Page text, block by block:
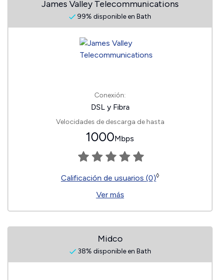
James Valley Telecommunications
99% disponible en Bath
Conexión:
DSL y Fibra
Velocidades de descarga de hasta
1000Mbps
Calificación de usuarios (0)◊
Ver más
Midco
38% disponible en Bath